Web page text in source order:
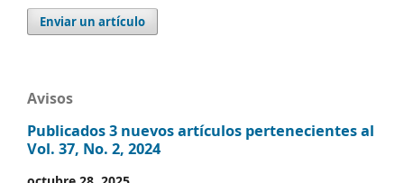
Enviar un artículo
Avisos
Publicados 3 nuevos artículos pertenecientes al
Vol. 37, No. 2, 2024